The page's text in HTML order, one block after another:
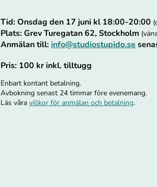
Tid: Onsdag den 17 juni kl 18:00-20:00
Plats: Grev Turegatan 62, Stockholm
Anmälan till: info@studiostupido.se
Pris: 100 kr inkl. tilltugg
Enbart kontant betalning.
Avbokning senast 24 timmar före evenemang.
Läs våra villkor för anmälan och betalning.